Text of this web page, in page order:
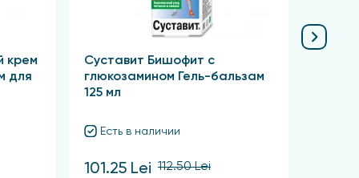
крем
для
Суставит Бишофит с
глюкозамином Гель-бальзам
125 мл
Есть в наличии
101.25 Lei 112.50 Lei